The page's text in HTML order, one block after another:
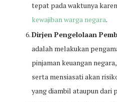
tepat pada waktunya
kewajiban warga negara.
Dirjen Pengelolaan
adalah melakukan
pinjaman keuangan
serta mensiasati akan
yang diambil ataupun dari